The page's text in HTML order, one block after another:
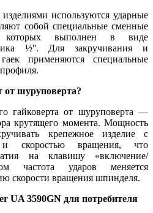
используются ударные
собой специальные сменные
выполнен в виде
½''. Для закручивания и
применяются специальные
от шуруповерта?
гайковерта от шуруповерта —
крутящего момента. Мощность
крепежное изделие с
скоростью вращения, что
на клавишу «включение/
частота ударов меняется
скорости вращения шпинделя.
UA 3590GN для потребителя